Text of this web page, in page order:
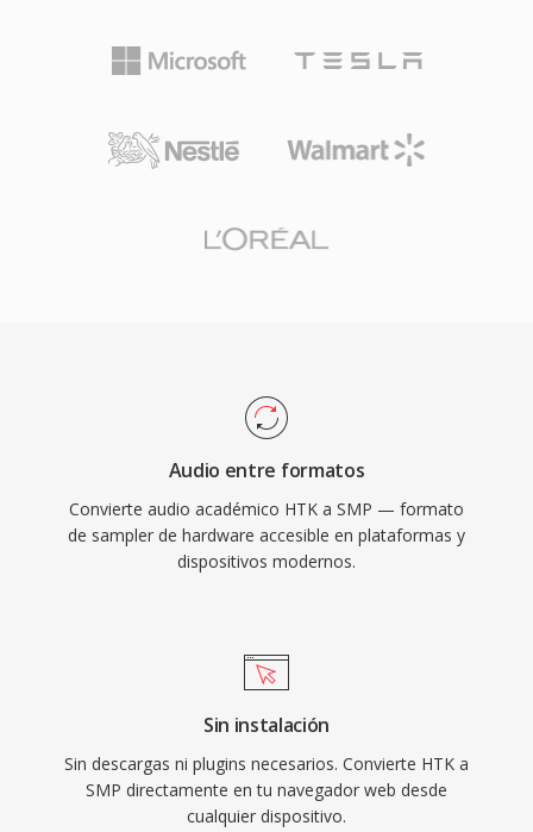
Audio entre formatos
Convierte audio académico HTK a SMP — formato
de sampler de hardware accesible en plataformas y
dispositivos modernos.
Sin instalación
Sin descargas ni plugins necesarios. Convierte HTK a
SMP directamente en tu navegador web desde
cualquier dispositivo.